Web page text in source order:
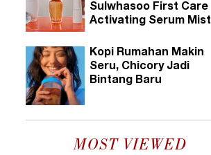
Sulwhasoo First Care
Activating Serum Mist
Kopi Rumahan Makin
Seru, Chicory Jadi
Bintang Baru
MOST VIEWED